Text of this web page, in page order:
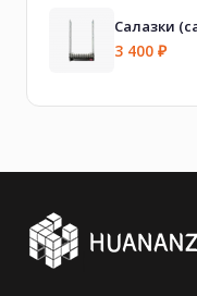
Салазки
3 400 ₽